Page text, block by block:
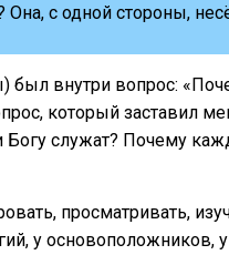
с одной стороны,
был внутри вопрос:
который заставил
служат? Почему
просматривать,
у основоположников,